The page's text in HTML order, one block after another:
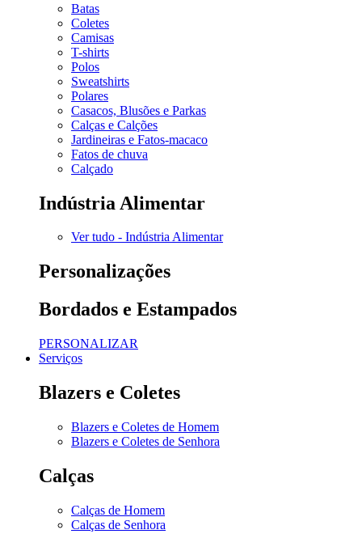
Batas
Coletes
Camisas
T-shirts
Polos
Sweatshirts
Polares
Casacos, Blusões e Parkas
Calças e Calções
Jardineiras e Fatos-macaco
Fatos de chuva
Calçado
Indústria Alimentar
Ver tudo - Indústria Alimentar
Personalizações
Bordados e Estampados
PERSONALIZAR
Serviços
Blazers e Coletes
Blazers e Coletes de Homem
Blazers e Coletes de Senhora
Calças
Calças de Homem
Calças de Senhora